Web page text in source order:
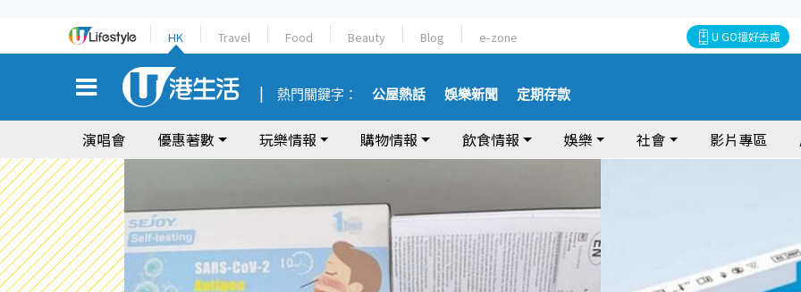
HK Travel Food Beauty Blog e-zone U GO搵好去處
熱門關鍵字： 公屋熱話 娛樂新聞 定期存款
演唱會 優惠著數 玩樂情報 購物情報 飲食情報 娛樂 社會 影片專區